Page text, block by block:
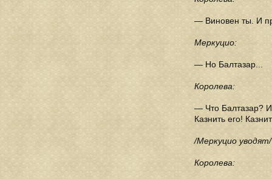
— Виновен ты. И
Меркуцио:
— Но Балтазар...
Королева:
— Что Балтазар?
Казнить его!
/Меркуцио уводят/
Королева: